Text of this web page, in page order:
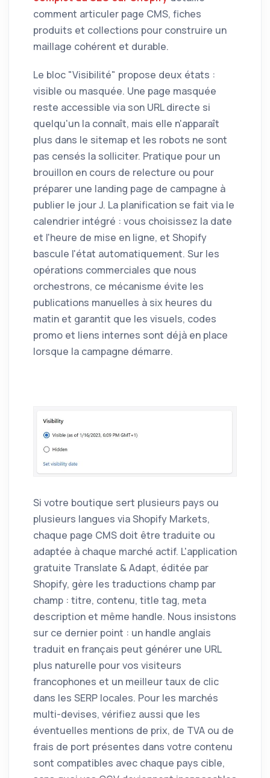
comment articuler page CMS, fiches
produits et collections pour construire un
maillage cohérent et durable.
Le bloc "Visibilité" propose deux états :
visible ou masquée. Une page masquée
reste accessible via son URL directe si
quelqu'un la connaît, mais elle n'apparaît
plus dans le sitemap et les robots ne sont
pas censés la solliciter. Pratique pour un
brouillon en cours de relecture ou pour
préparer une landing page de campagne à
publier le jour J. La planification se fait via le
calendrier intégré : vous choisissez la date
et l'heure de mise en ligne, et Shopify
bascule l'état automatiquement. Sur les
opérations commerciales que nous
orchestrons, ce mécanisme évite les
publications manuelles à six heures du
matin et garantit que les visuels, codes
promo et liens internes sont déjà en place
lorsque la campagne démarre.
Si votre boutique sert plusieurs pays ou
plusieurs langues via Shopify Markets,
chaque page CMS doit être traduite ou
adaptée à chaque marché actif. L'application
gratuite Translate & Adapt, éditée par
Shopify, gère les traductions champ par
champ : titre, contenu, title tag, meta
description et même handle. Nous insistons
sur ce dernier point : un handle anglais
traduit en français peut générer une URL
plus naturelle pour vos visiteurs
francophones et un meilleur taux de clic
dans les SERP locales. Pour les marchés
multi-devises, vérifiez aussi que les
éventuelles mentions de prix, de TVA ou de
frais de port présentes dans votre contenu
sont compatibles avec chaque pays cible,